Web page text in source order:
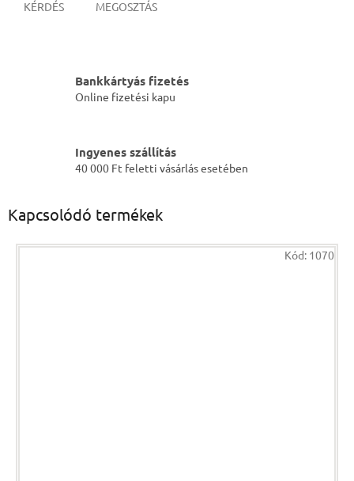
KÉRDÉS MEGOSZTÁS
Bankkártyás fizetés
Online fizetési kapu
Ingyenes szállítás
40 000 Ft feletti vásárlás esetében
Kapcsolódó termékek
Kód: 1070